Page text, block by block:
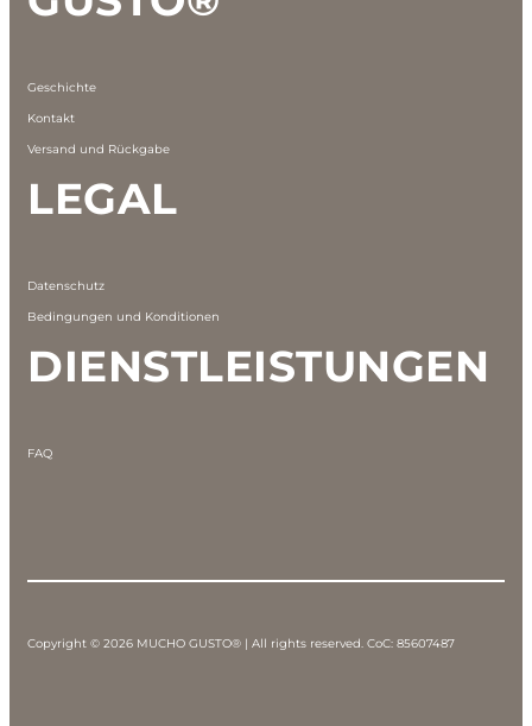
Geschichte
Kontakt
Versand und Rückgabe
LEGAL
Datenschutz
Bedingungen und Konditionen
DIENSTLEISTUNGEN
FAQ
Copyright © 2026 MUCHO GUSTO® | All rights reserved. CoC: 85607487